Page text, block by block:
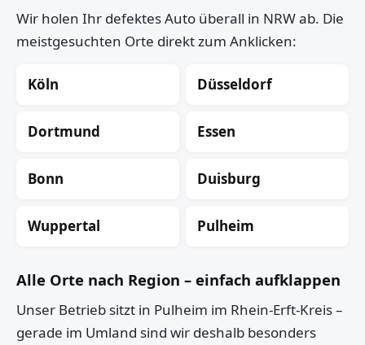
Wir holen Ihr defektes Auto überall in NRW ab. Die
meistgesuchten Orte direkt zum Anklicken:
Köln Düsseldorf
Dortmund Essen
Bonn Duisburg
Wuppertal Pulheim
Alle Orte nach Region – einfach aufklappen
Unser Betrieb sitzt in Pulheim im Rhein-Erft-Kreis –
gerade im Umland sind wir deshalb besonders